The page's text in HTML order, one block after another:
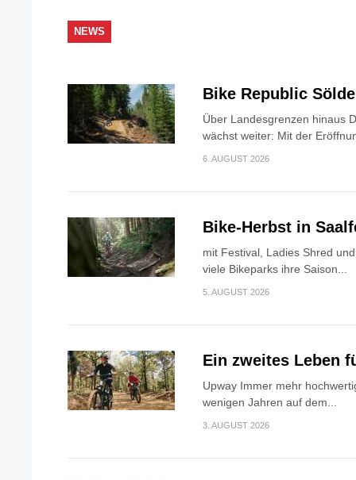
NEWS
Bike Republic
Über Landesgrenzen hinaus
wächst weiter: Mit der
6. AUGUST 2026
Bike-Herbst in
mit Festival, Ladies Shred
viele Bikeparks ihre Saison...
5. AUGUST 2026
Ein zweites Leben
Upway Immer mehr
wenigen Jahren auf dem...
3. AUGUST 2026